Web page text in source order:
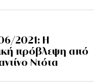
2021: Η
πρόβλεψη από
Ντότα